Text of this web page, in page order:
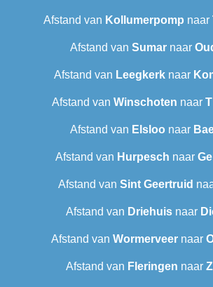
Afstand van Kollumerpomp naar
Afstand van Sumar naar
Afstand van Leegkerk naar
Afstand van Winschoten naar
Afstand van Elsloo naar
Afstand van Hurpesch naar
Afstand van Sint Geertruid
Afstand van Driehuis naar
Afstand van Wormerveernaar
Afstand van Fleringen naar